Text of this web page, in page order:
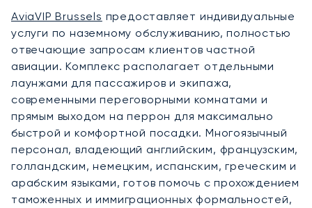
AviaVIP Brussels предоставляет индивидуальные
услуги по наземному обслуживанию, полностью
отвечающие запросам клиентов частной
авиации. Комплекс располагает отдельными
лаунжами для пассажиров и экипажа,
современными переговорными комнатами и
прямым выходом на перрон для максимально
быстрой и комфортной посадки. Многоязычный
персонал, владеющий английским, французским,
голландским, немецким, испанским, греческим и
арабским языками, готов помочь с прохождением
таможенных и иммиграционных формальностей,